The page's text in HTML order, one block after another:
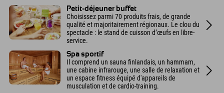
Petit-déjeuner buffet
Choisissez parmi 70 produits frais, de grande
qualité et majoritairement régionaux. Le clou du
spectacle : le stand de cuisson d’œufs en libre-
service.
Spa sportif
Il comprend un sauna finlandais, un hammam,
une cabine infrarouge, une salle de relaxation et
un espace fitness équipé d'appareils de
musculation et de cardio-training.